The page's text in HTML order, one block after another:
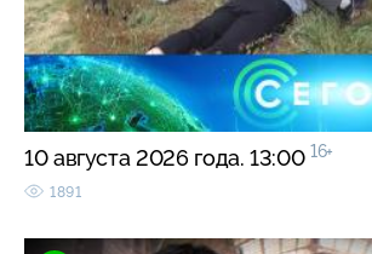
10 августа 2026 года. 13:00 16+
1891